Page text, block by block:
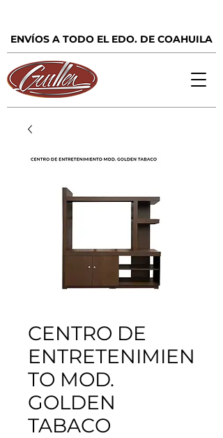
ENVÍOS A TODO EL EDO. DE COAHUILA
CENTRO DE
ENTRETENIMIEN
TO MOD.
GOLDEN
TABACO